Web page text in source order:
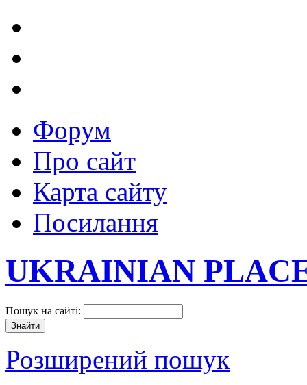
Форум
Про сайт
Карта сайту
Посилання
UKRAINIAN
Пошук на сайті:
Розширений пошук